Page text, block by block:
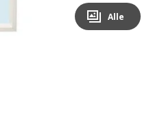
Alle